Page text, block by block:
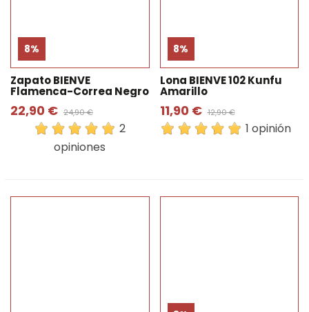
8%
Zapato BIENVE
Flamenca-Correa Negro
22,90 € 24,90 €
2
opiniones
8%
Lona BIENVE 102 Kunfu
Amarillo
11,90 € 12,90 €
1 opinión